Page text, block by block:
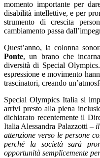
momento importante per
disabilità intellettive, e per
strumento di crescita
cambiamento passa
Quest’anno, la colonna
Ponte, un brano che
diversità di Special
espressione e movimento
trascinatori, creando
Special Olympics Italia si
arrivi presto alla piena
dichiarato recentemente il
Italia Alessandra Palazzotti –
attenzione verso le persone
perché la società sarà
opportunità semplicemente